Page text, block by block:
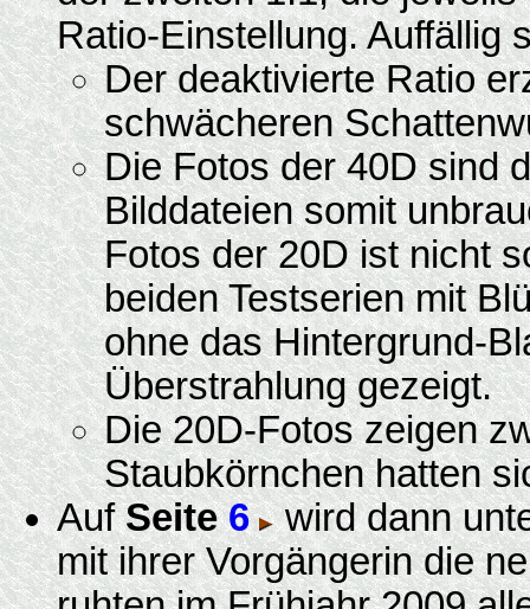
Ratio-Einstellung. Auffällig
Der deaktivierte Ratio
schwächeren
Die Fotos der 40D sind
Bilddateien somit
Fotos der 20D ist nicht
beiden Testserien mit
ohne das Hintergrund-
Überstrahlung gezeigt.
Die 20D-Fotos zeigen
Staubkörnchen hatten
AufSeite6 wird dann
mit ihrer Vorgängerin die